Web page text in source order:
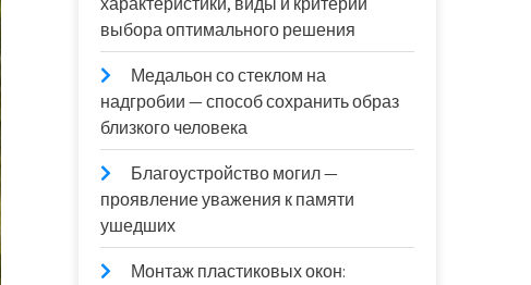
выбора оптимального решения
Медальон со стеклом на
надгробии — способ сохранить образ
близкого человека
Благоустройство могил —
проявление уважения к памяти
ушедших
Монтаж пластиковых окон: